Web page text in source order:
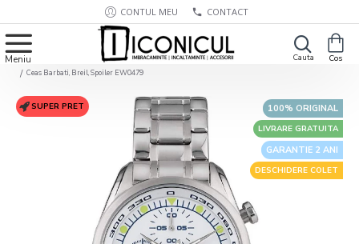
CONTUL MEU CONTACT
Ceas Barbati, Breil, Spoiler EW0479
GARANTIE 2 ANI
100% ORIGINAL
LIVRARE GRATUITA
DESCHIDERE COLET
SUPER PRET